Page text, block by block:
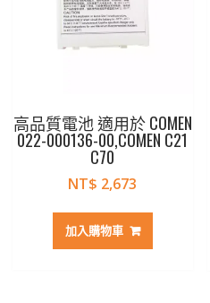
高品質電池 適用於 COMEN
022-000136-00,COMEN C21
C70
NT$ 2,673
加入購物車